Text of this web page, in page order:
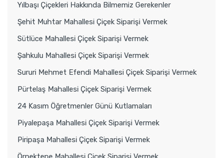
Yılbaşı Çiçekleri Hakkında Bilmemiz Gerekenler
Şehit Muhtar Mahallesi Çiçek Siparişi Vermek
Sütlüce Mahallesi Çiçek Siparişi Vermek
Şahkulu Mahallesi Çiçek Siparişi Vermek
Sururi Mehmet Efendi Mahallesi Çiçek Siparişi Vermek
Pürtelaş Mahallesi Çiçek Siparişi Vermek
24 Kasım Öğretmenler Günü Kutlamaları
Piyalepaşa Mahallesi Çiçek Siparişi Vermek
Piripaşa Mahallesi Çiçek Siparişi Vermek